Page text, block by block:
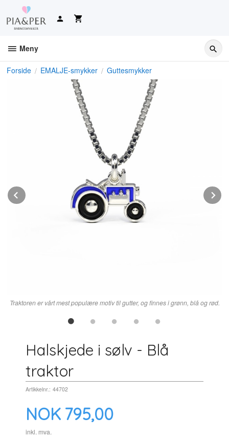
innholdet
Meny
Forside EMALJE-smykker Guttesmykker
Traktoren er vårt mest populære motiv til gutter, og finnes i grønn, blå og rød.
Prev
Halskjede i sølv - Blå
traktor
Artikkelnr.: 44702
Pris
NOK 795,00
inkl. mva.